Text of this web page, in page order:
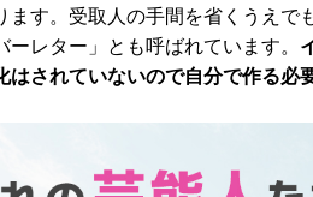
ます。受取人の手間を省くうえで
レター」とも呼ばれています。
はされていないので自分で作る必